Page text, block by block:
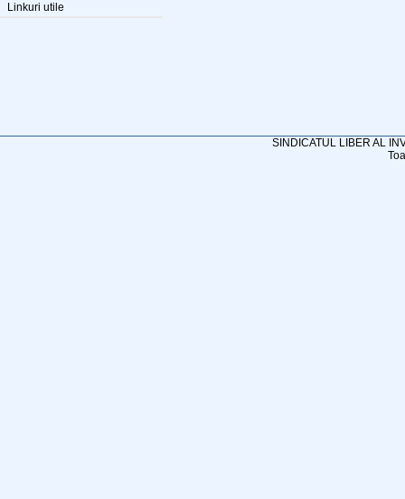
Linkuri utile
SINDICATUL LIBER AL